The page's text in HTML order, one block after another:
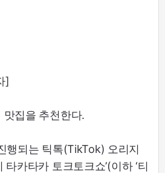
]
맛집을 추천한다.
행되는 틱톡(TikTok) 오리지
타카타카 토크토크쇼’(이하 ‘티